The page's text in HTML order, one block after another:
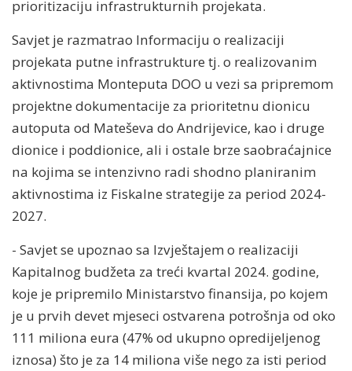
prioritizaciju infrastrukturnih projekata.
Savjet je razmatrao Informaciju o realizaciji
projekata putne infrastrukture tj. o realizovanim
aktivnostima Monteputa DOO u vezi sa pripremom
projektne dokumentacije za prioritetnu dionicu
autoputa od Mateševa do Andrijevice, kao i druge
dionice i poddionice, ali i ostale brze saobraćajnice
na kojima se intenzivno radi shodno planiranim
aktivnostima iz Fiskalne strategije za period 2024-
2027.
- Savjet se upoznao sa Izvještajem o realizaciji
Kapitalnog budžeta za treći kvartal 2024. godine,
koje je pripremilo Ministarstvo finansija, po kojem
je u prvih devet mjeseci ostvarena potrošnja od oko
111 miliona eura (47% od ukupno opredijeljenog
iznosa) što je za 14 miliona više nego za isti period